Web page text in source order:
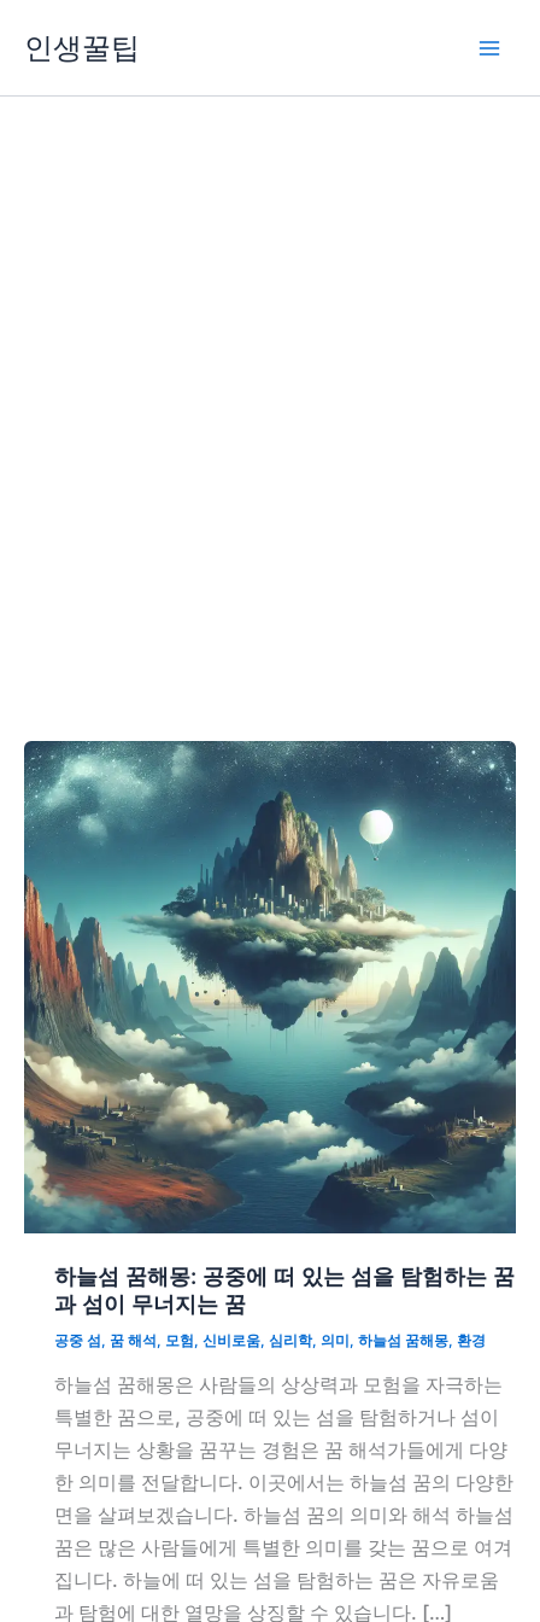
인생꿀팁
하늘섬 꿈해몽: 공중에 떠 있는 섬을 탐험하는 꿈
과 섬이 무너지는 꿈
공중 섬 , 꿈 해석 , 모험 , 신비로움, 심리학, 의미 , 하늘섬 꿈해몽, 환경
하늘섬 꿈해몽은 사람들의 상상력과 모험을 자극하는
특별한 꿈으로, 공중에 떠 있는 섬을 탐험하거나 섬이
무너지는 상황을 꿈꾸는 경험은 꿈 해석가들에게 다양
한 의미를 전달합니다. 이곳에서는 하늘섬 꿈의 다양한
면을 살펴보겠습니다. 하늘섬 꿈의 의미와 해석 하늘섬
꿈은 많은 사람들에게 특별한 의미를 갖는 꿈으로 여겨
집니다. 하늘에 떠 있는 섬을 탐험하는 꿈은 자유로움
과 탐험에 대한 열망을 상징할 수 있습니다. […]